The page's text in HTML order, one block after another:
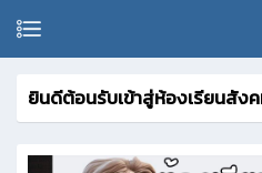
ยินดีต้อนรับเข้าสู่ห้องเรียนสัง